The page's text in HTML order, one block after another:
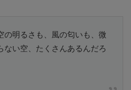
の明るさも、風の匂いも、微
ない空、たくさんあるんだろ